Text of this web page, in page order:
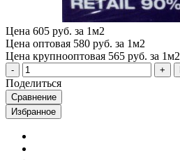
Цена 605 руб. за 1м2
Цена оптовая 580 руб. за 1м2
Цена крупнооптовая 565 руб. за 1м2
Поделиться
Сравнение
Избранное